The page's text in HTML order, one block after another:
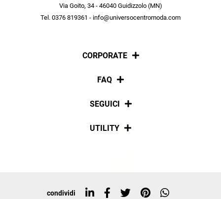
Via Goito, 34 - 46040 Guidizzolo (MN)
Tel. 0376 819361 - info@universocentromoda.com
CORPORATE
Chi siamo
FAQ
Pagamenti
SEGUICI
Social
UTILITY
Top ricerche
condividi
scopri in anteprima le offerte in esclusiva a te riservate.
ISCRIVITI